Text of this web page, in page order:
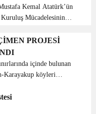
katıldılar. Yapılan s...
Kemal Atatürk’ün
Mücadelesinin
etkinlik düzenlendi.
Baro Başkanı, Baro
üy...
PROJESİ
içinde bulunan
Karayakup köyleri
Planı kapsamında